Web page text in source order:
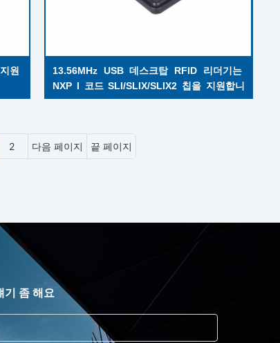
원
13.56MHz USB 데스크탑 RFID 리더기는
NXP I 코드 SLI/SLIX/SLIX2 칩을 지원합니
다.
2 다음 페이지 끝 페이지
기 좀 해요